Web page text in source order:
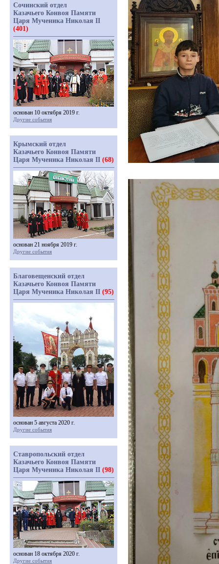
Сочинский отдел
Казачьего Конвоя Памяти
Царя Мученика Николая II
(401)
основан 10 октября 2019 г.
Другие события
Крымский отдел
Казачьего Конвоя Памяти
Царя Мученика Николая II (68)
основан 21 ноября 2019 г.
Другие события
Благовещенский отдел
Казачьего Конвоя Памяти
Царя Мученика Николая II (95)
основан 5 августа 2020 г.
Другие события
Ставропольский отдел
Казачьего Конвоя Памяти
Царя Мученика Николая II (98)
основан 18 октября 2020 г.
Другие события